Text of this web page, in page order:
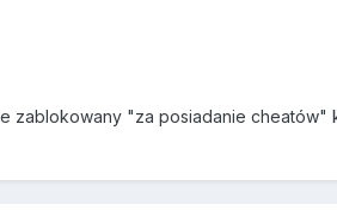
zablokowany "za posiadanie cheatów"